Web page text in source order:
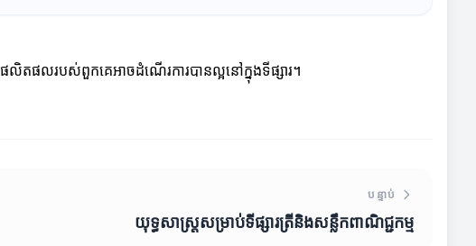
ផលិតផលរបស់ពួកគេអាចដំណើរការបានល្អនៅក្នុងទីផ្សារ។
បន្ទាប់
យុទ្ធសាស្ត្រសម្រាប់ទីផ្សារត្រីនិងសន្លឹកពាណិជ្ជកម្ម